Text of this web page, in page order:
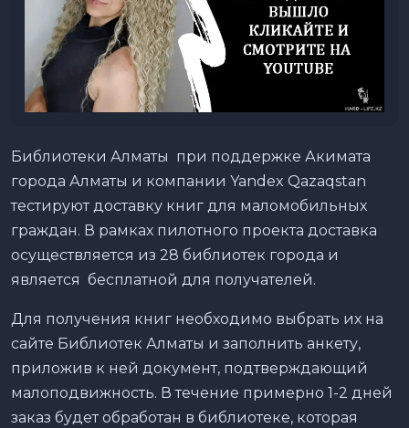
Библиотеки Алматы при поддержке Акимата
города Алматы и компании Yandex Qazaqstan
тестируют доставку книг для маломобильных
граждан. В рамках пилотного проекта доставка
осуществляется из 28 библиотек города и
является бесплатной для получателей.
Для получения книг необходимо выбрать их на
сайте Библиотек Алматы и заполнить анкету,
приложив к ней документ, подтверждающий
малоподвижность. В течение примерно 1-2 дней
заказ будет обработан в библиотеке, которая